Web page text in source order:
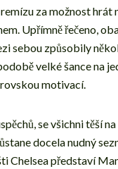
za možnost hrát
Upřímně řečeno,
sebou způsobily
velké šance na
motivací.
se všichni těší
docela nudný
Chelsea představí